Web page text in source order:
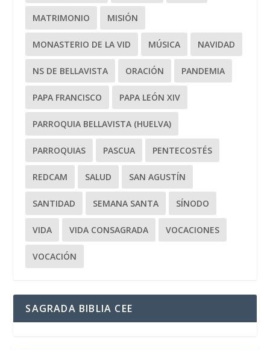
MATRIMONIO MISIÓN
MONASTERIO DE LA VID MÚSICA NAVIDAD
NS DE BELLAVISTA ORACIÓN PANDEMIA
PAPA FRANCISCO PAPA LEÓN XIV
PARROQUIA BELLAVISTA (HUELVA)
PARROQUIAS PASCUA PENTECOSTÉS
REDCAM SALUD SAN AGUSTÍN
SANTIDAD SEMANA SANTA SÍNODO
VIDA VIDA CONSAGRADA VOCACIONES
VOCACIÓN
SAGRADA BIBLIA CEE